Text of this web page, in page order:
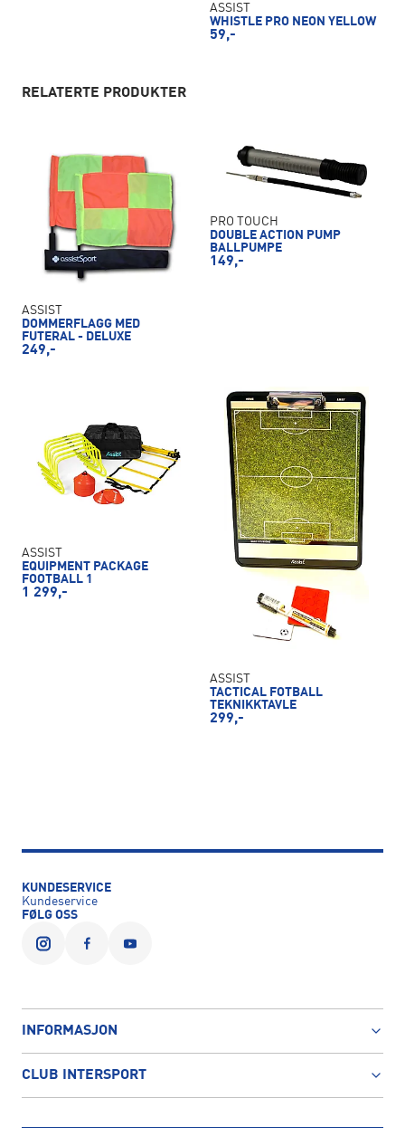
ASSIST
WHISTLE PRO NEON YELLOW
59,-
RELATERTE PRODUKTER
ASSIST
DOMMERFLAGG MED
FUTERAL - DELUXE
249,-
PRO TOUCH
DOUBLE ACTION PUMP
BALLPUMPE
149,-
ASSIST
EQUIPMENT PACKAGE
FOOTBALL 1
1 299,-
ASSIST
TACTICAL FOTBALL
TEKNIKKTAVLE
299,-
KUNDESERVICE
Kundeservice
FØLG OSS
INFORMASJON
CLUB INTERSPORT